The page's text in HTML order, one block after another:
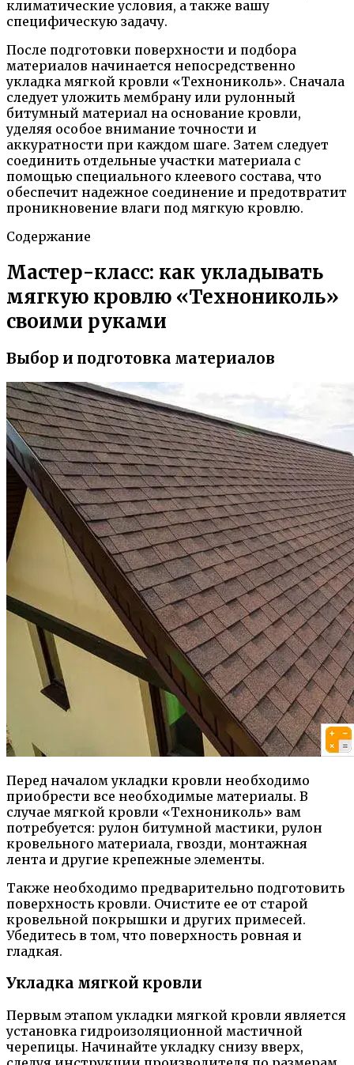
климатические условия, а также вашу
специфическую задачу.
После подготовки поверхности и подбора
материалов начинается непосредственно
укладка мягкой кровли «Технониколь». Сначала
следует уложить мембрану или рулонный
битумный материал на основание кровли,
уделяя особое внимание точности и
аккуратности при каждом шаге. Затем следует
соединить отдельные участки материала с
помощью специального клеевого состава, что
обеспечит надежное соединение и предотвратит
проникновение влаги под мягкую кровлю.
Содержание
Мастер-класс: как укладывать
мягкую кровлю «Технониколь»
своими руками
Выбор и подготовка материалов
Перед началом укладки кровли необходимо
приобрести все необходимые материалы. В
случае мягкой кровли «Технониколь» вам
потребуется: рулон битумной мастики, рулон
кровельного материала, гвозди, монтажная
лента и другие крепежные элементы.
Также необходимо предварительно подготовить
поверхность кровли. Очистите ее от старой
кровельной покрышки и других примесей.
Убедитесь в том, что поверхность ровная и
гладкая.
Укладка мягкой кровли
Первым этапом укладки мягкой кровли является
установка гидроизоляционной мастичной
черепицы. Начинайте укладку снизу вверх,